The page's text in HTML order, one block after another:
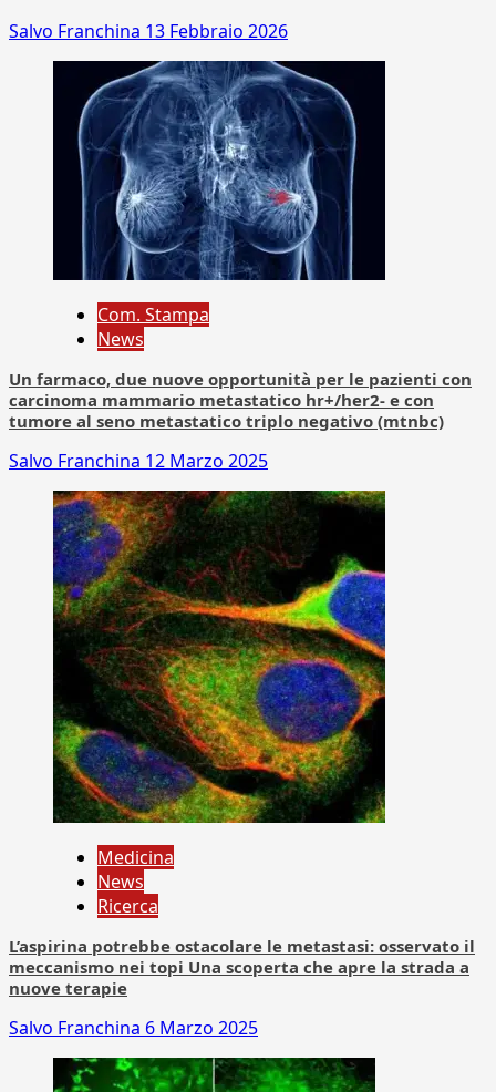
Salvo Franchina 13 Febbraio 2026
Com. Stampa
News
Un farmaco, due nuove opportunità per le pazienti con
carcinoma mammario metastatico hr+/her2- e con
tumore al seno metastatico triplo negativo (mtnbc)
Salvo Franchina 12 Marzo 2025
Medicina
News
Ricerca
L’aspirina potrebbe ostacolare le metastasi: osservato il
meccanismo nei topi Una scoperta che apre la strada a
nuove terapie
Salvo Franchina 6 Marzo 2025